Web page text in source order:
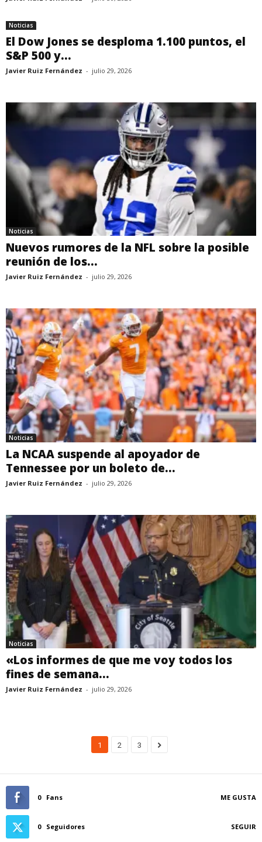
Noticias
El Dow Jones se desploma 1.100 puntos, el
S&P 500 y...
Javier Ruiz Fernández - julio 29, 2026
Noticias
Nuevos rumores de la NFL sobre la posible
reunión de los...
Javier Ruiz Fernández - julio 29, 2026
Noticias
La NCAA suspende al apoyador de
Tennessee por un boleto de...
Javier Ruiz Fernández - julio 29, 2026
Noticias
«Los informes de que me voy todos los
fines de semana...
Javier Ruiz Fernández - julio 29, 2026
1 2 3
0 Fans ME GUSTA
0 Seguidores SEGUIR